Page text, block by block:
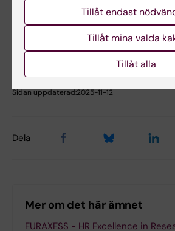
No
Sidan uppdaterad:2025-11-12
Dela
Mer om det här ämnet
EURAXESS - HR Excellence in
Tillåt endast
Tillåt mina valda
Tillåt alla